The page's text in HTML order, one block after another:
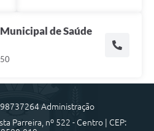
de Saúde
Administração
Parreira, nº 522 - Centro | CEP: